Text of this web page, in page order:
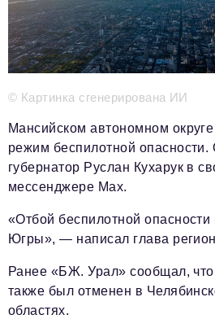
Телефон редакции:+7 495 727-
Электронные почты редакции:
Информационный отдел
Отдел рекламы
reklama@business-magazine.online
Отдел распространения/
podpiska@business-magazine.online
Отдел по работе с партнерами
© Картинка сгенерирована ИИ
Мансийском автономном
режим беспилотной
губернатор Руслан Кухарук в
мессенджере Max.
«Отбой беспилотной опасности
Югры», — написал глава
Ранее «БЖ. Урал» сообщал,
также был отменен в
областях.